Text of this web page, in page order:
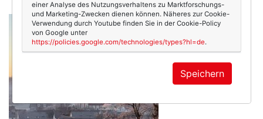
einer Analyse des Nutzungsverhaltens zu Marktforschungs-
und Marketing-Zwecken dienen können. Näheres zur Cookie-
Verwendung durch Youtube finden Sie in der Cookie-Policy
von Google unter
https://policies.google.com/technologies/types?hl=de.
Speichern